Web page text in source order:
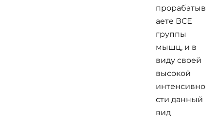
прорабатыв
аете ВСЕ
группы
мышц, и в
виду своей
высокой
интенсивно
сти данный
вид